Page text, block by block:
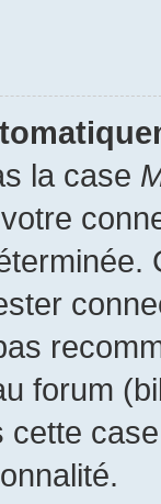
la case
forum